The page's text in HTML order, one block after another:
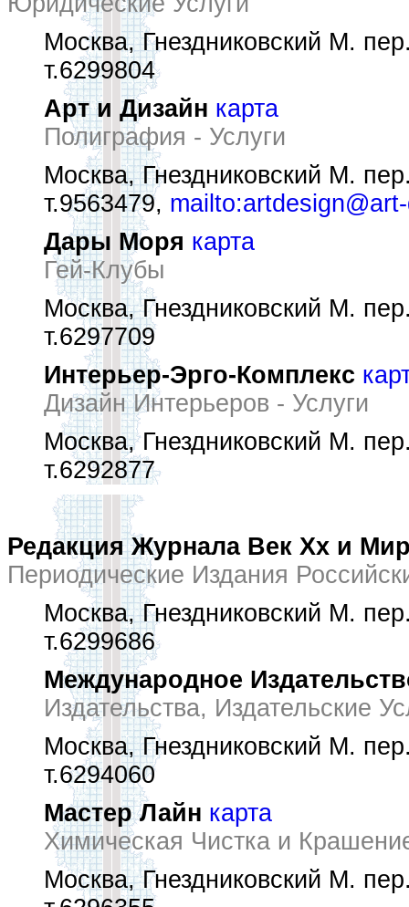
Москва, Гнездниковский М.
т.6299804
Арт и Дизайн карта
Полиграфия - Услуги
Москва, Гнездниковский М.
т.9563479,
Дары Моря карта
Гей-Клубы
Москва, Гнездниковский М.
т.6297709
Интерьер-Эрго-Комплекс
Дизайн Интерьеров - Услуги
Москва, Гнездниковский М.
т.6292877
Редакция Журнала Век Хх и
Периодические Издания
Москва, Гнездниковский М.
т.6299686
Международное
Издательства, Издательские
Москва, Гнездниковский М.
т.6294060
Мастер Лайн карта
Химическая Чистка и
Москва, Гнездниковский М.